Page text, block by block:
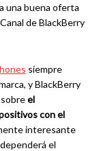
una buena oferta
de BlackBerry
siempre
y BlackBerry
el
con el
interesante
el